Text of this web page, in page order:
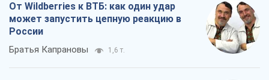
От Wildberries к ВТБ: как один удар
может запустить цепную реакцию в
России
Братья Капрановы 1,6 т.